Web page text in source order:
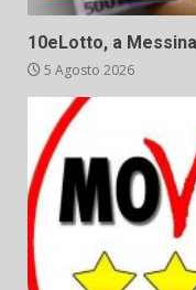
10eLotto, a
5 Agosto 2026